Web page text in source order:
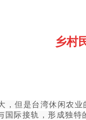
乡村
，但是台湾休闲农
际接轨，形成独